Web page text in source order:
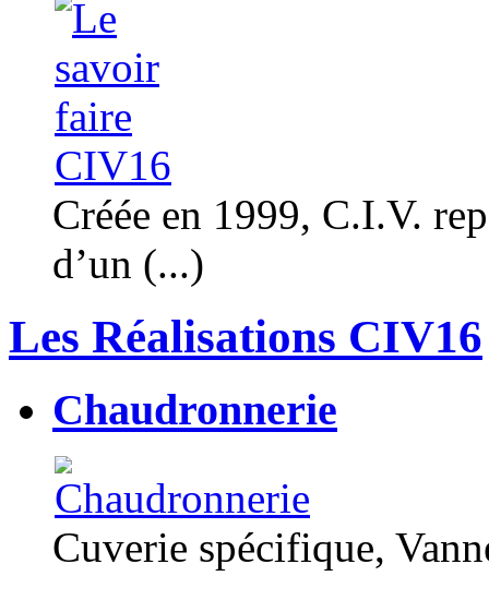
Créée en 1999, C.I.V.
d’un (...)
Les Réalisations CIV16
Chaudronnerie
Cuverie spécifique,